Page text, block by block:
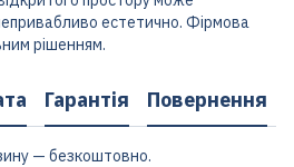
естетично. Фірмова
рішенням.
Гарантія Повернення
— безкоштовно.